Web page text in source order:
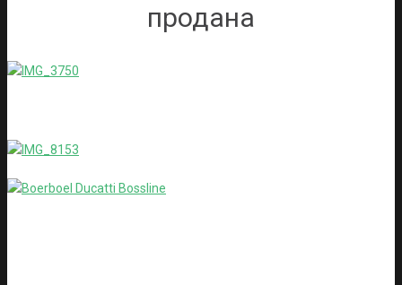
продана